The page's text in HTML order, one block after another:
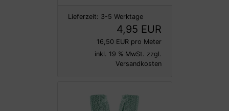
Lieferzeit: 3-5 Werktage
4,95 EUR
16,50 EUR pro Meter
inkl. 19 % MwSt. zzgl.
Versandkosten